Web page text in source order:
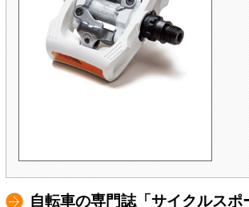
自転車の専門誌「サイクルスポ